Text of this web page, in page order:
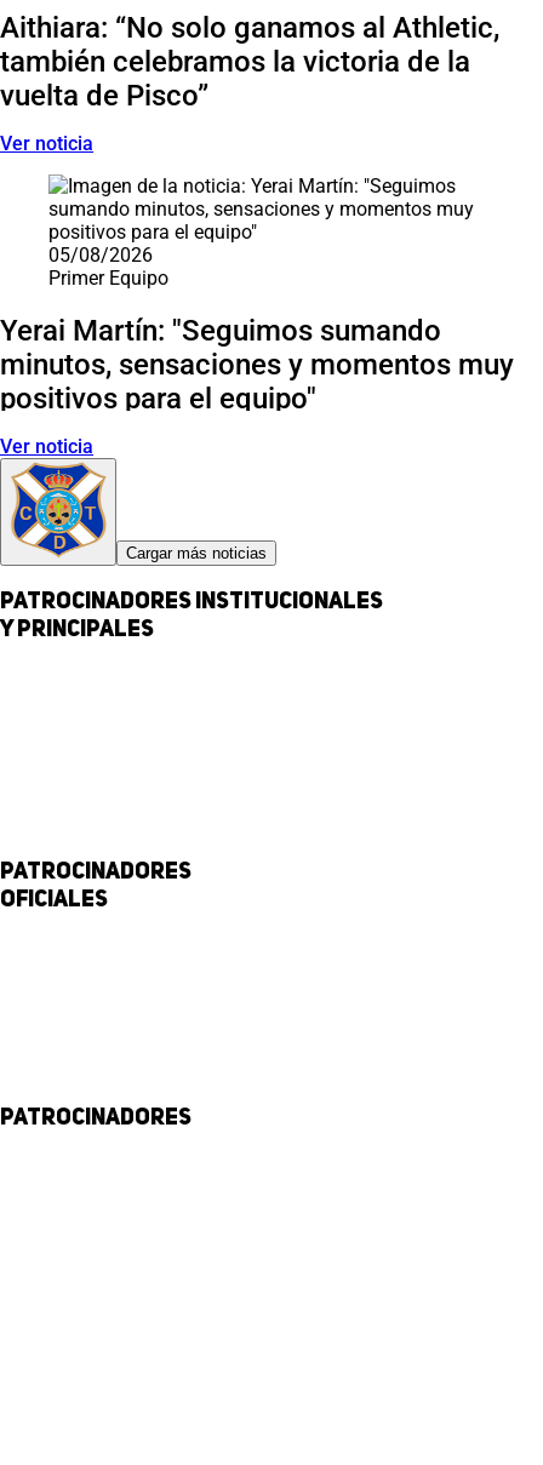
Aithiara: “No solo ganamos al Athletic,
también celebramos la victoria de la
vuelta de Pisco”
Ver noticia
05/08/2026
Primer Equipo
Yerai Martín: "Seguimos sumando
minutos, sensaciones y momentos muy
positivos para el equipo"
Ver noticia
Cargar más noticias
Patrocinadores institucionales
y principales
Patrocinadores
Oficiales
Patrocinadores